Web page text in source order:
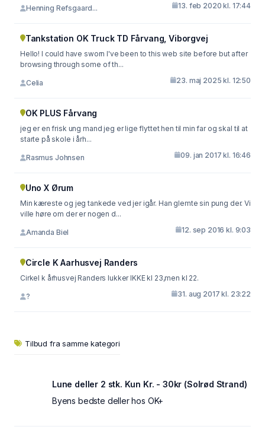
Henning Refsgaard... 13. feb 2020 kl. 17:44
Tankstation OK Truck TD Fårvang, Viborgvej
Hello! I could have sworn I've been to this web site before but after
browsing through some of th...
Celia 23. maj 2025 kl. 12:50
OK PLUS Fårvang
jeg er en frisk ung mand jeg er lige flyttet hen til min far og skal til at
starte på skole i årh...
Rasmus Johnsen 09. jan 2017 kl. 16:46
Uno X Ørum
Min kæreste og jeg tankede ved jer igår. Han glemte sin pung der. Vi
ville høre om der er nogen d...
Amanda Biel 12. sep 2016 kl. 9:03
Circle K Aarhusvej Randers
Cirkel k århusvej Randers lukker IKKE kl 23,men kl 22.
? 31. aug 2017 kl. 23:22
Tilbud fra samme kategori
Lune deller 2 stk. Kun Kr. - 30kr (Solrød Strand)
Byens bedste deller hos OK+